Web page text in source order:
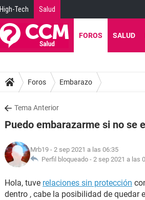
High-Tech Salud
FOROS SALUD
Foros Embarazo
Tema Anterior
Puedo embarazarme si no se
Mrb19 - 2 sep 2021 a las 06:35
Perfil bloqueado - 2 sep 2021 a las
Hola, tuve relaciones sin protección
dentro , cabe la posibilidad de quedar